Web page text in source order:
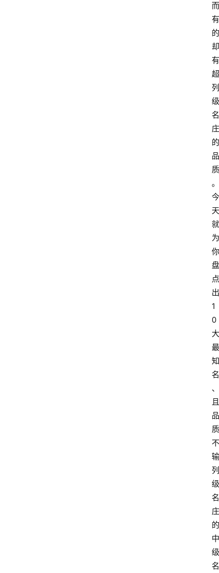
而
有
的
却
有
超
列
级
名
庄
的
品
质
。
今
天
就
为
你
盘
点
出
1
0
大
最
知
名
、
且
品
质
不
输
列
级
名
庄
的
中
级
名